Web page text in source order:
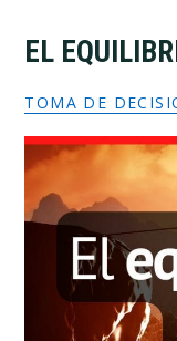
EL
TOMA DE